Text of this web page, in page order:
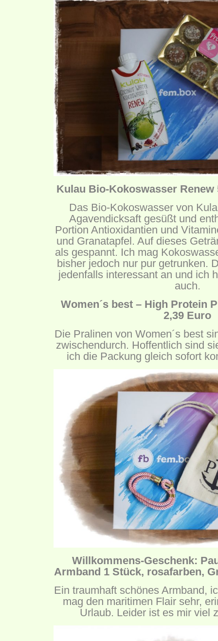
Kulau Bio-Kokoswasser Renew
Das Bio-Kokoswasser von
Agavendicksaft gesüßt und
Portion Antioxidantien und
und Granatapfel. Auf dieses
als gespannt. Ich mag
bisher jedoch nur pur getrunken.
jedenfalls interessant an und ich
auch.
Women´s best – High Protein
2,39 Euro
Die Pralinen von Women´s best
zwischendurch. Hoffentlich sind
ich die Packung gleich sofort
Willkommens-Geschenk:
Armband 1 Stück, rosafarben,
Ein traumhaft schönes Armband,
mag den maritimen Flair sehr,
Urlaub. Leider ist es mir viel